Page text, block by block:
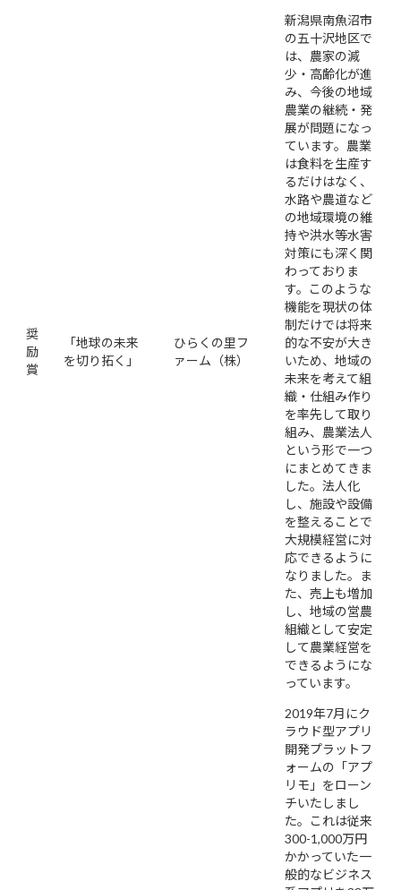
奨
励
賞
「地球の未来
を切り拓く」
ひらくの里フ
ァーム（株）
新潟県南魚沼市
の五十沢地区で
は、農家の減
少・高齢化が進
み、今後の地域
農業の継続・発
展が問題になっ
ています。農業
は食料を生産す
るだけはなく、
水路や農道など
の地域環境の維
持や洪水等水害
対策にも深く関
わっておりま
す。このような
機能を現状の体
制だけでは将来
的な不安が大き
いため、地域の
未来を考えて組
織・仕組み作り
を率先して取り
組み、農業法人
という形で一つ
にまとめてきま
した。法人化
し、施設や設備
を整えることで
大規模経営に対
応できるように
なりました。ま
た、売上も増加
し、地域の営農
組織として安定
して農業経営を
できるようにな
っています。
2019年7月にク
ラウド型アプリ
開発プラットフ
ォームの「アプ
リモ」をローン
チいたしまし
た。これは従来
300-1,000万円
かかっていた一
般的なビジネス